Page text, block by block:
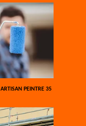
ARTISAN PEINTRE 35